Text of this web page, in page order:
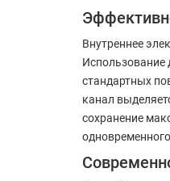
Внутреннее
Использование
стандартных
канал
сохранение